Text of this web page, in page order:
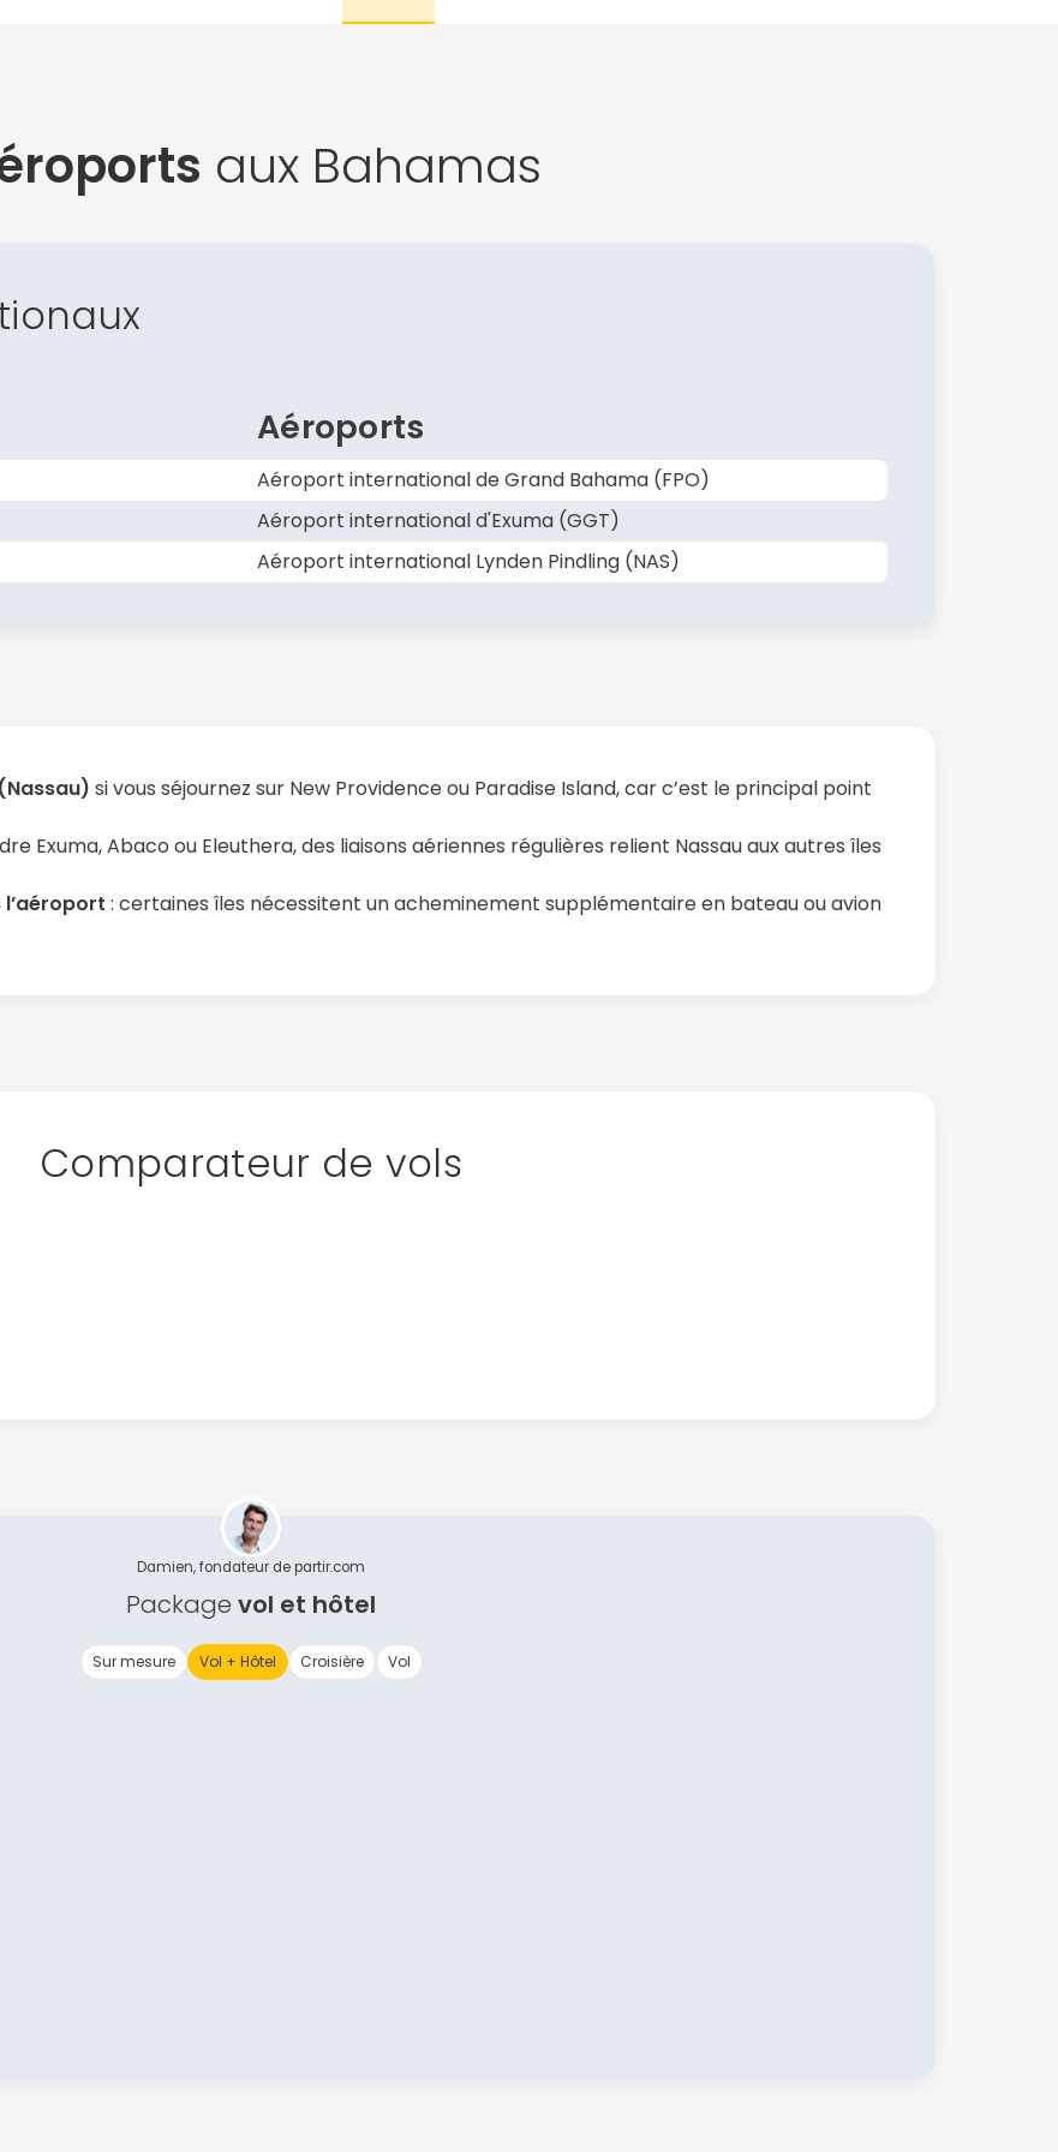
aux Bahamas
Aéroports
Aéroport international de Grand Bahama (FPO)
Aéroport international d'Exuma (GGT)
Aéroport international Lynden Pindling (NAS)
si vous séjournez sur New Providence ou Paradise Island, car c’est le principal point
Exuma, Abaco ou Eleuthera, des liaisons aériennes régulières relient Nassau aux autres îles
: certaines îles nécessitent un acheminement supplémentaire en bateau ou avion
Comparateur de vols
Damien, fondateur de partir.com
Package vol et hôtel
Sur mesure Vol + Hôtel Croisière Vol